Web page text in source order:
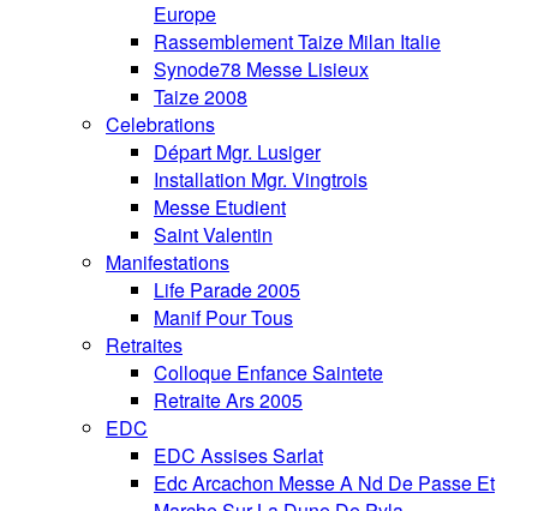
Europe
Rassemblement Taize Milan Italie
Synode78 Messe Lisieux
Taize 2008
Celebrations
Départ Mgr. Lusiger
Installation Mgr. Vingtrois
Messe Etudient
Saint Valentin
Manifestations
Life Parade 2005
Manif Pour Tous
Retraites
Colloque Enfance Saintete
Retraite Ars 2005
EDC
EDC Assises Sarlat
Edc Arcachon Messe A Nd De Passe Et